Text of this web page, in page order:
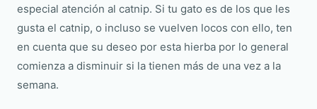
especial atención al catnip. Si tu gato es de los que les
gusta el catnip, o incluso se vuelven locos con ello, ten
en cuenta que su deseo por esta hierba por lo general
comienza a disminuir si la tienen más de una vez a la
semana.